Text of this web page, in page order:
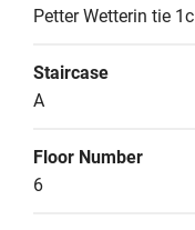
Petter Wetterin tie 1c
Staircase
A
Floor Number
6